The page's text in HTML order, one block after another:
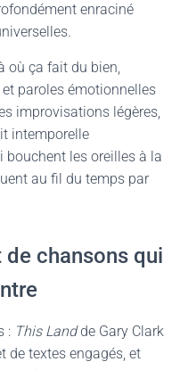
enraciné
où ça fait du bien,
paroles émotionnelles
improvisations légères,
intemporelle
bouchent les oreilles à la
au fil du temps par
de chansons qui
: This Landde Gary Clark
de textes engagés, et